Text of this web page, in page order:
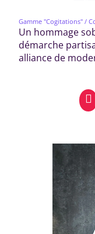
Gamme "Cogitations" /
Un hommage
démarche
alliance de